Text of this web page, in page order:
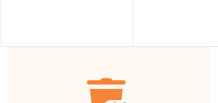
Hilfsbereitschaft!